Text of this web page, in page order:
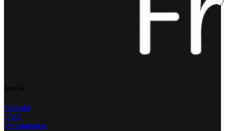
Kontakt
FAQ
Versandarten